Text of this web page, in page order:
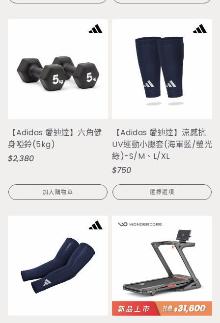
【Adidas 愛迪達】六角健
身啞鈴(5kg)
定
$2,380
加入購物車
【Adidas 愛迪達】涼感抗
UV運動小腿套(海軍藍/螢光
綠)-S/M、L/XL
定
價
$750
選擇選項